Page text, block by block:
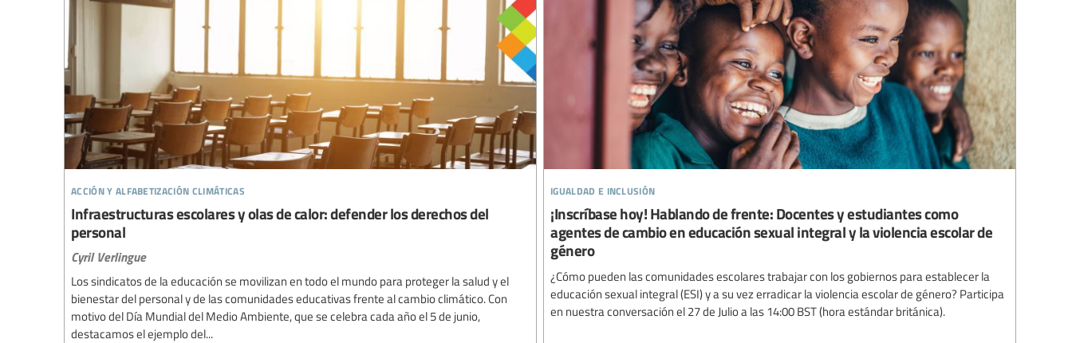
acción y alfabetización climáticas
Infraestructuras escolares y olas de calor: defender los derechos del
personal
Cyril Verlingue
Los sindicatos de la educación se movilizan en todo el mundo para proteger la salud y el
bienestar del personal y de las comunidades educativas frente al cambio climático. Con
motivo del Día Mundial del Medio Ambiente, que se celebra cada año el 5 de junio,
destacamos el ejemplo del...
igualdad e inclusión
¡Inscríbase hoy! Hablando de frente: Docentes y estudiantes como
agentes de cambio en educación sexual integral y la violencia escolar de
género
¿Cómo pueden las comunidades escolares trabajar con los gobiernos para establecer la
educación sexual integral (ESI) y a su vez erradicar la violencia escolar de género? Participa
en nuestra conversación el 27 de Julio a las 14:00 BST (hora estándar británica).